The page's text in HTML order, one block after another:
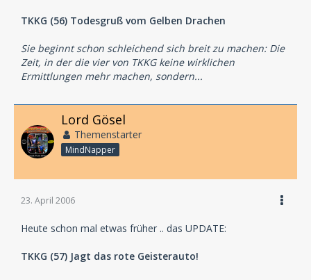
TKKG (56) Todesgruß vom Gelben Drachen
Sie beginnt schon schleichend sich breit zu machen: Die
Zeit, in der die vier von TKKG keine wirklichen
Ermittlungen mehr machen, sondern...
Lord Gösel
Themenstarter
MindNapper
23. April 2006
Heute schon mal etwas früher .. das UPDATE:
TKKG (57) Jagt das rote Geisterauto!